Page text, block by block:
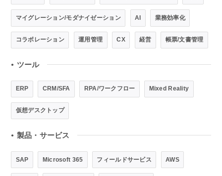
マイグレーション/モダナイゼーション AI 業務効率化
コラボレーション 運用管理 CX 経営 帳票/文書管理
● ツール
ERP CRM/SFA RPA/ワークフロー Mixed Reality
仮想デスクトップ
● 製品・サービス
SAP Microsoft 365 フィールドサービス AWS